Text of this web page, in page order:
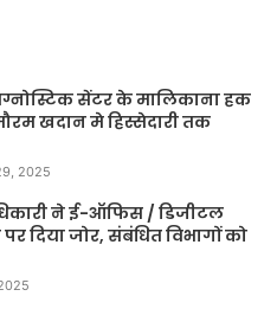
सेंटर के मालिकाना हक
खदान मे हिस्सेदारी तक
2025
ने ई-ऑफिस / डिजीटल
दिया जोर, संबंधित विभागों को